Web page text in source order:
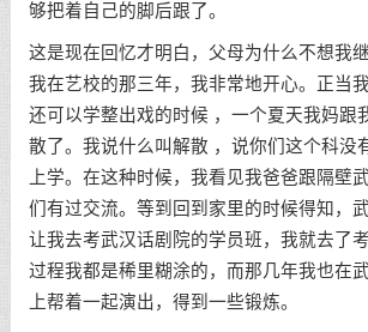
够把着自己的脚后跟了。
这是现在回忆才明白，父母为什么不想我
我在艺校的那三年，我非常地开心。正当
还可以学整出戏的时候 ，一个夏天我妈跟
散了。我说什么叫解散 ，说你们这个科没
上学。在这种时候，我看见我爸爸跟隔壁
们有过交流。等到回到家里的时候得知，
让我去考武汉话剧院的学员班，我就去了
过程我都是稀里糊涂的，而那几年我也在
上帮着一起演出，得到一些锻炼。